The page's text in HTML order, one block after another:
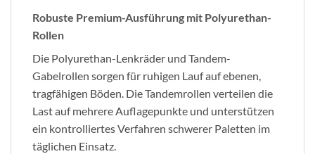
Robuste Premium-Ausführung mit Polyurethan-
Rollen
Die Polyurethan-Lenkräder und Tandem-
Gabelrollen sorgen für ruhigen Lauf auf ebenen,
tragfähigen Böden. Die Tandemrollen verteilen die
Last auf mehrere Auflagepunkte und unterstützen
ein kontrolliertes Verfahren schwerer Paletten im
täglichen Einsatz.